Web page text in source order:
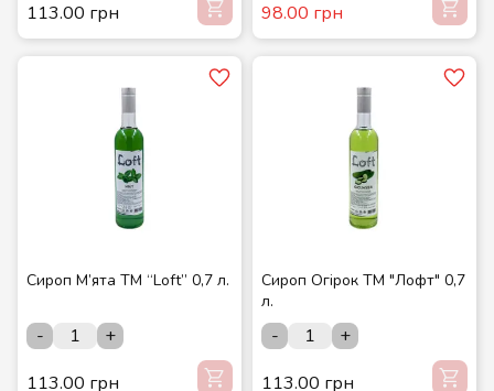
113.00 грн
98.00 грн
Сироп М’ята ТМ “Loft” 0,7 л.
-
+
113.00 грн
Сироп Огірок ТМ "Лофт" 0,7
л.
-
+
113.00 грн